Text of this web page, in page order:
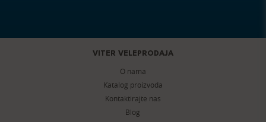
VITER VELEPRODAJA
O nama
Katalog proizvoda
Kontaktirajte nas
Blog